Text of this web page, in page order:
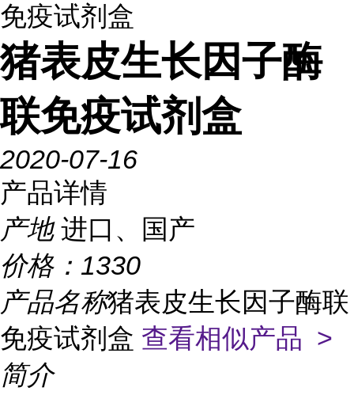
免疫试剂盒
猪表皮生长因子酶
联免疫试剂盒
2020-07-16
产品详情
产地 进口、国产
价格： 1330
产品名称猪表皮生长因子酶联
免疫试剂盒 查看相似产品 >
简介